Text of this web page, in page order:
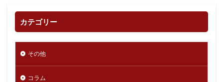
カテゴリー
その他
コラム